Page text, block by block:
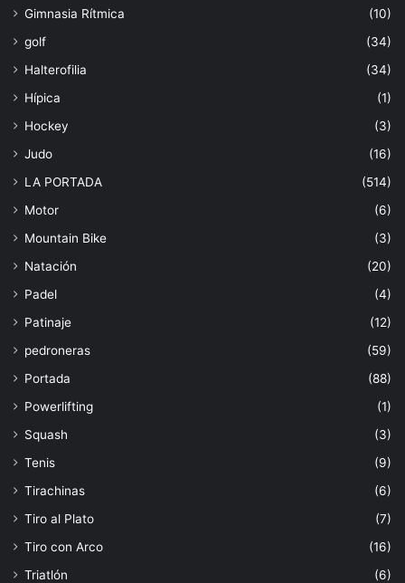
Gimnasia Rítmica
(10)
golf
(34)
Halterofilia
(34)
Hípica
(1)
Hockey
(3)
Judo
(16)
LA PORTADA
(514)
Motor
(6)
Mountain Bike
(3)
Natación
(20)
Padel
(4)
Patinaje
(12)
pedroneras
(59)
Portada
(88)
Powerlifting
(1)
Squash
(3)
Tenis
(9)
Tirachinas
(6)
Tiro al Plato
(7)
Tiro con Arco
(16)
Triatlón
(6)